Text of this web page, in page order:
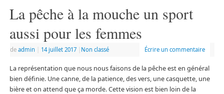
La pêche à la mouche un sport
aussi pour les femmes
de admin 14 juillet 2017 Non classé Écrire un commentaire
La représentation que nous nous faisons de la pêche est en général
bien définie. Une canne, de la patience, des vers, une casquette, une
bière et on attend que ça morde. Cette vision est bien loin de la